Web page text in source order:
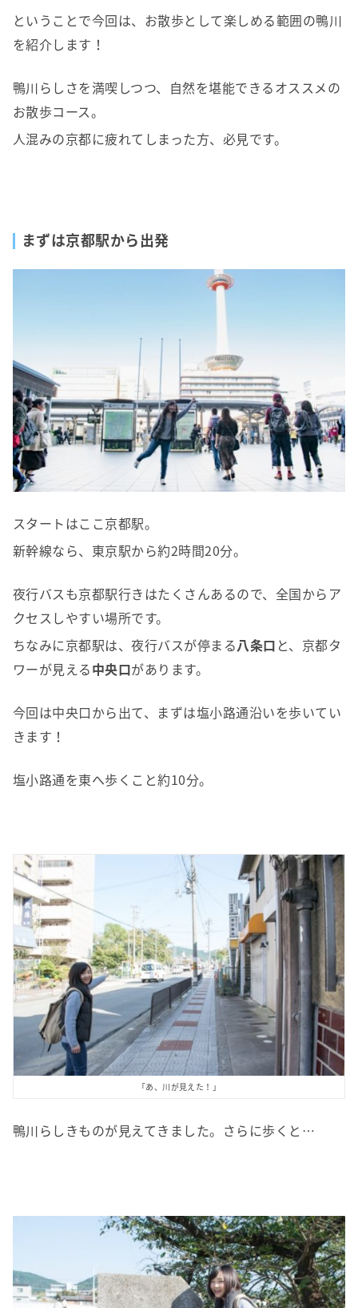
ということで今回は、お散歩として楽しめる範囲の鴨川
を紹介します！
鴨川らしさを満喫しつつ、自然を堪能できるオススメの
お散歩コース。
人混みの京都に疲れてしまった方、必見です。
まずは京都駅から出発
スタートはここ京都駅。
新幹線なら、東京駅から約2時間20分。
夜行バスも京都駅行きはたくさんあるので、全国からア
クセスしやすい場所です。
ちなみに京都駅は、夜行バスが停まる八条口 と、京都タ
ワーが見える中央口があります。
今回は中央口から出て、まずは塩小路通沿いを歩いてい
きます！
塩小路通を東へ歩くこと約10分。
「あ、川が見えた！」
鴨川らしきものが見えてきました。さらに歩くと…